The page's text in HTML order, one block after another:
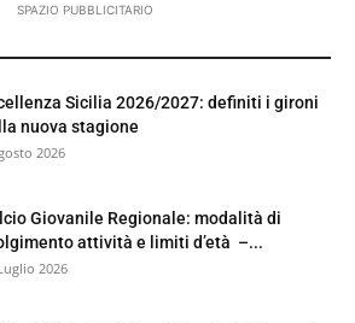
SPAZIO PUBBLICITARIO
Sicilia 2026/2027: definiti i gironi
nuova stagione
2026
Giovanile Regionale: modalità di
attività e limiti d’età –...
2026